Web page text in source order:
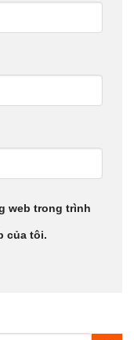
web trong trình
của tôi.